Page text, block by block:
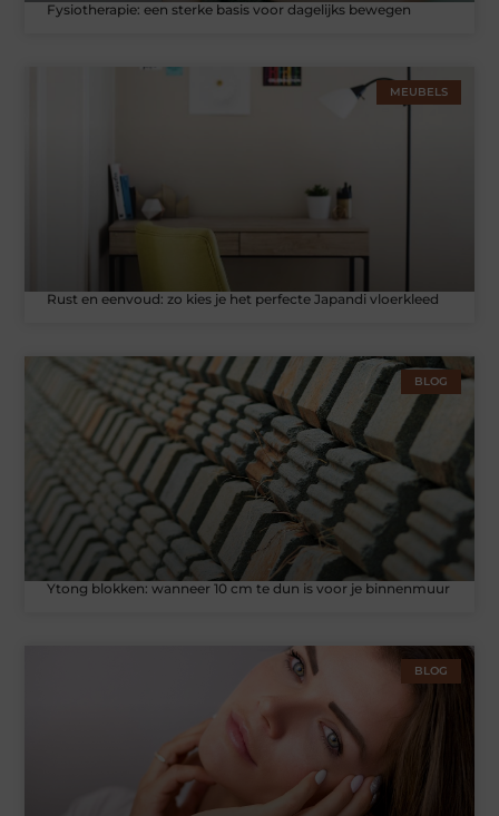
Fysiotherapie: een sterke basis voor dagelijks bewegen
MEUBELS
Rust en eenvoud: zo kies je het perfecte Japandi vloerkleed
BLOG
Ytong blokken: wanneer 10 cm te dun is voor je binnenmuur
BLOG